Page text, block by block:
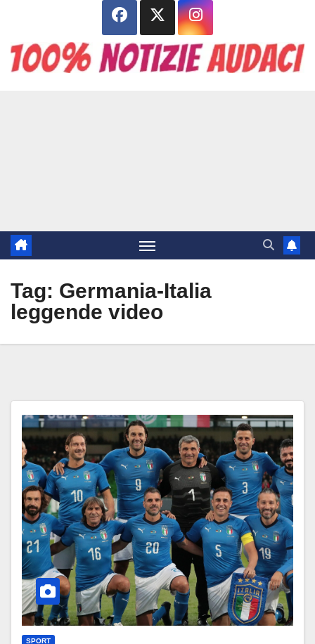
contenuto
Tag: Germania-Italia
leggende video
SPORT